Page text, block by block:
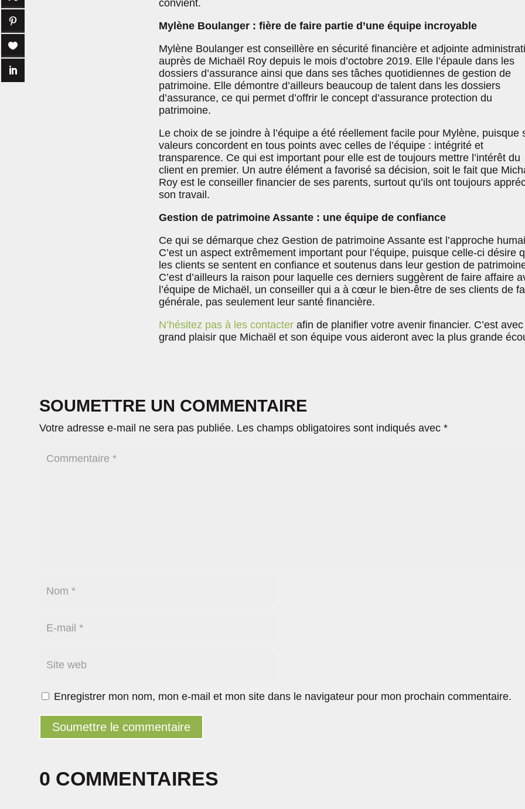
convient.
Mylène Boulanger : fière de faire partie d’une équipe incroyable
Mylène Boulanger est conseillère en sécurité financière et adjointe
auprès de Michaël Roy depuis le mois d’octobre 2019. Elle l’épaule dans les
dossiers d’assurance ainsi que dans ses tâches quotidiennes de gestion de
patrimoine. Elle démontre d’ailleurs beaucoup de talent dans les dossiers
d’assurance, ce qui permet d’offrir le concept d’assurance protection du
patrimoine.
Le choix de se joindre à l’équipe a été réellement facile pour Mylène, puisque
valeurs concordent en tous points avec celles de l’équipe : intégrité et
transparence. Ce qui est important pour elle est de toujours mettre l’intérêt du
client en premier. Un autre élément a favorisé sa décision, soit le fait que
Roy est le conseiller financier de ses parents, surtout qu’ils ont toujours
son travail.
Gestion de patrimoine Assante : une équipe de confiance
Ce qui se démarque chez Gestion de patrimoine Assante est l’approche
C’est un aspect extrêmement important pour l’équipe, puisque celle-ci désire
les clients se sentent en confiance et soutenus dans leur gestion de
C’est d’ailleurs la raison pour laquelle ces derniers suggèrent de faire affaire
l’équipe de Michaël, un conseiller qui a à cœur le bien-être de ses clients de
générale, pas seulement leur santé financière.
N’hésitez pas à les contacterafin de planifier votre avenir financier. C’est avec
grand plaisir que Michaël et son équipe vous aideront avec la plus grande
0 COMMENTAIRES
SOUMETTRE UN COMMENTAIRE
Votre adresse e-mail ne sera pas publiée. Les champs obligatoires sont indiqués avec*
Enregistrer mon nom, mon e-mail et mon site dans le navigateur pour mon prochain commentaire.
Soumettre le commentaire